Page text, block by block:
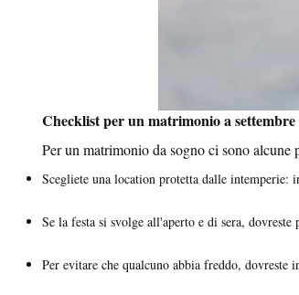
Checklist per un matrimonio a settembre
Per un matrimonio da sogno ci sono alcune
Scegliete una location protetta dalle intemperie:
Se la festa si svolge all'aperto e di sera,
Per evitare che qualcuno abbia freddo, dovreste